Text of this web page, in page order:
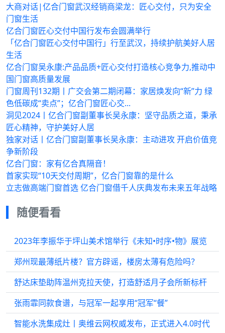
大商对话|亿合门窗武汉经销商梁龙：匠心交付，只为安全
门窗生活
亿合门窗匠心交付中国行发布会圆满举行
「亿合门窗匠心交付中国行」行至武汉，持续护航美好人居
生活
亿合门窗吴永康:产品品质+匠心交付打造核心竞争力,推动中
国门窗高质量发展
门窗周刊132期丨广交会第二期闭幕：家居焕发向“新”力 绿
色低碳成“卖点”；亿合门窗匠心交...
洞见2024丨亿合门窗副董事长吴永康：坚守品质之道，秉承
匠心精神，守护美好人居
独家对话丨亿合门窗副董事长吴永康：主动进攻 开启价值竞
争新阶段
亿合门窗：家有亿合真隔音！
首家实现“10天交付周期”，亿合门窗靠的是什么
立志做高端门窗首选 亿合门窗借千人庆典发布未来五年战略
随便看看
2023年李振华于坪山美术馆举行《未知•时序•物》展览
郑州现最薄纸片楼？官方辟谣，楼房太薄有危险吗？
舒达床垫助阵温州克拉天使，打造舒适月子会所新标杆
张雨霏同款食谱，与冠军一起享用“冠军“餐”
智能水洗集成灶丨奥维云网权威发布，正式进入4.0时代